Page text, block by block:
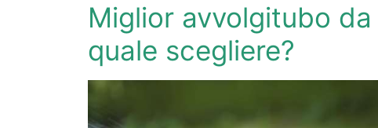
Miglior avvolgitubo
quale scegliere?